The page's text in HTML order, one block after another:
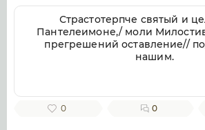
Страстотерпче святый и
Пантелеимоне,/ моли
прегрешений оставление//
нашим.
0 0